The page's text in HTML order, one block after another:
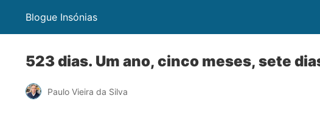
Blogue Insónias
523 dias. Um ano, cinco meses, sete
Paulo Vieira da Silva